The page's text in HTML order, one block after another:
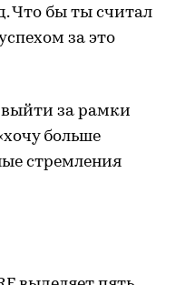
Что бы ты считал
за это
за рамки
больше
стремления